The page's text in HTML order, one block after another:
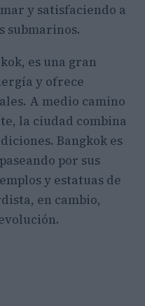
y satisfaciendo a
submarinos.
es una gran
y ofrece
A medio camino
la ciudad combina
Bangkok es
por sus
y estatuas de
en cambio,